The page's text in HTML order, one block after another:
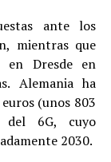
ante los
mientras que
en Dresde en
Alemania ha
(unos 803
del 6G, cuyo
2030.